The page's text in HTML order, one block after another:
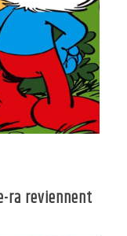
ra reviennent